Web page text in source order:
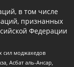
в том числе
признанных
Федерации
моджахедов
Асбат аль-Ансар,